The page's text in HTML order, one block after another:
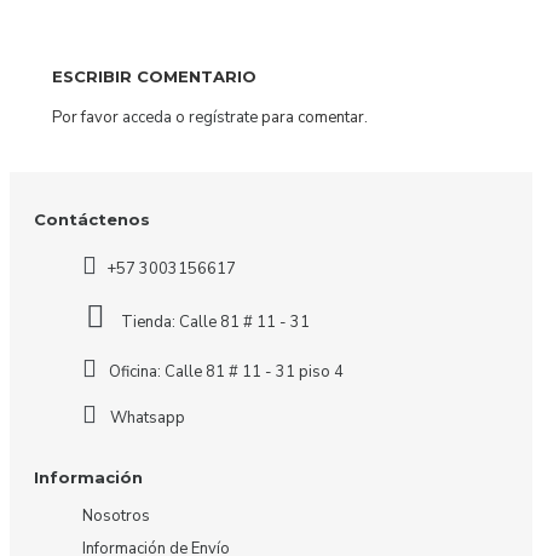
ESCRIBIR COMENTARIO
Por favor acceda o regístratepara comentar.
Contáctenos
+57 3003156617
Tienda: Calle 81 # 11 - 31
Oficina: Calle 81 # 11 - 31 piso 4
Whatsapp
Información
Nosotros
Información de Envío